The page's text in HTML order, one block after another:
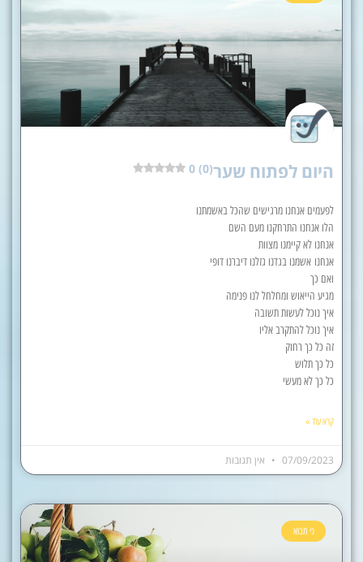
היום לפתוח שער0 (0)
לפעמים אנחנו מרגישים שהכל באשמתנו
הלו אנחנו התרחקנו מעם השם
אנחנו לא קיימנו מצוות
אנחנו אשמנו בגדנו גזלנו דיברנו דופי
ואם כך
מגיע הייאוש ומחלחל לנו פנימה
איך נוכל לעשות תשובה
איך נוכל להתקרב אליו
זה כל כך רחוק
כל כך תלוש
כל כך לא מעשי
קרא עוד »
07/09/2023 אין תגובות
כי תבוא